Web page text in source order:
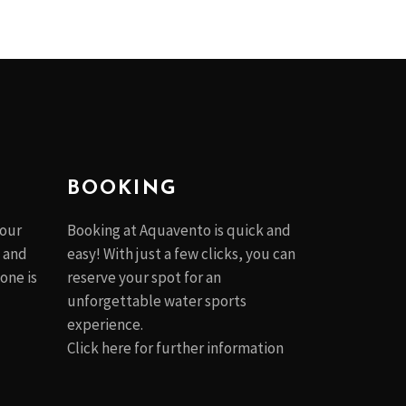
is
BOOKING
Booking at Aquavento is quick and
easy! With just a few clicks, you can
reserve your spot for an
unforgettable water sports
experience.
Clickhere for further information